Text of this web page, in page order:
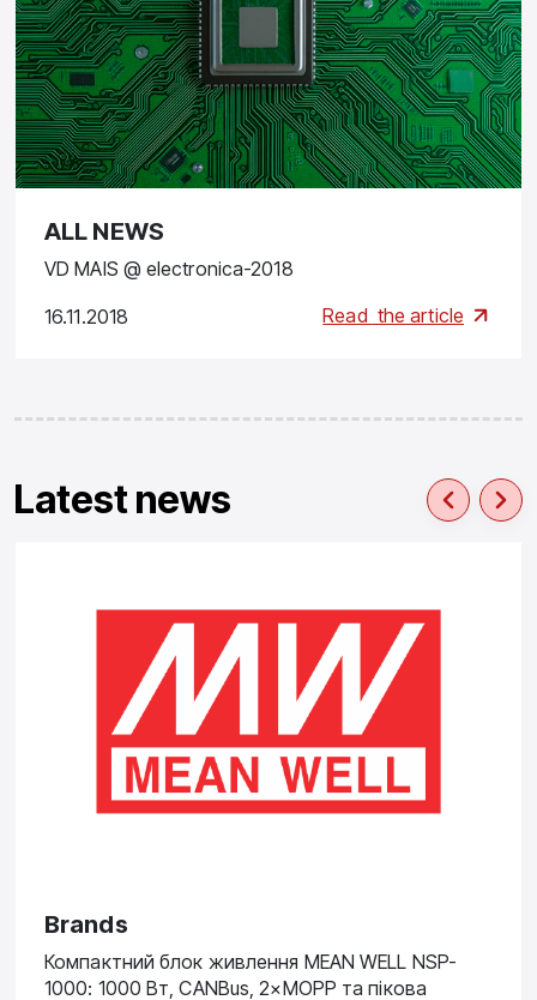
ALL NEWS
VD MAIS @ electronica-2018
16.11.2018 Read the article
Latest news
Brands
Компактний блок живлення MEAN WELL NSP-
1000: 1000 Вт, CANBus, 2×MOPP та пікова